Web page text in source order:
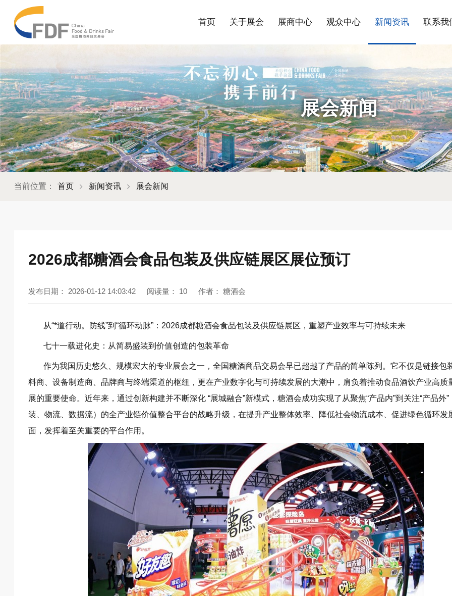
首页 关于展会 展商中心 观众中心 新闻资讯 联系我
展会新闻
当前位置： 首页 新闻资讯 展会新闻
2026成都糖酒会食品包装及供应链展区展位预订
发布日期： 2026-01-12 14:03:42 阅读量： 10 作者： 糖酒会
从“*道行动。防线”到“循环动脉”：2026成都糖酒会食品包装及供应链展区，重塑产业效率与可持续未来
七十一载进化史：从简易盛装到价值创造的包装革命
作为我国历史悠久、规模宏大的专业展会之一，全国糖酒商品交易会早已超越了产品的简单陈列。它不仅是链接包
料商、设备制造商、品牌商与终端渠道的枢纽，更在产业数字化与可持续发展的大潮中，肩负着推动食品酒饮产业高质
展的重要使命。近年来，通过创新构建并不断深化 “展城融合”新模式，糖酒会成功实现了从聚焦“产品内”到关注“产品外”
装、物流、数据流）的全产业链价值整合平台的战略升级，在提升产业整体效率、降低社会物流成本、促进绿色循环发
面，发挥着至关重要的平台作用。